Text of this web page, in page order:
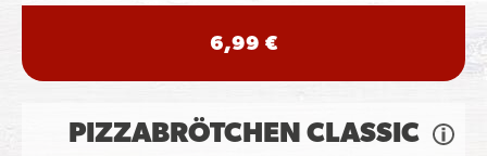
6,99 €
PIZZABRÖTCHEN CLASSIC